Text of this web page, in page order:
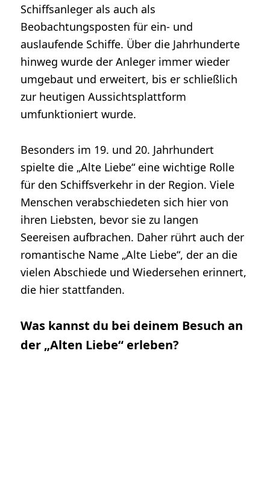
Schiffsanleger als auch als
Beobachtungsposten für ein- und
auslaufende Schiffe. Über die Jahrhunderte
hinweg wurde der Anleger immer wieder
umgebaut und erweitert, bis er schließlich
zur heutigen Aussichtsplattform
umfunktioniert wurde.
Besonders im 19. und 20. Jahrhundert
spielte die „Alte Liebe“ eine wichtige Rolle
für den Schiffsverkehr in der Region. Viele
Menschen verabschiedeten sich hier von
ihren Liebsten, bevor sie zu langen
Seereisen aufbrachen. Daher rührt auch der
romantische Name „Alte Liebe“, der an die
vielen Abschiede und Wiedersehen erinnert,
die hier stattfanden.
Was kannst du bei deinem Besuch an
der „Alten Liebe“ erleben?